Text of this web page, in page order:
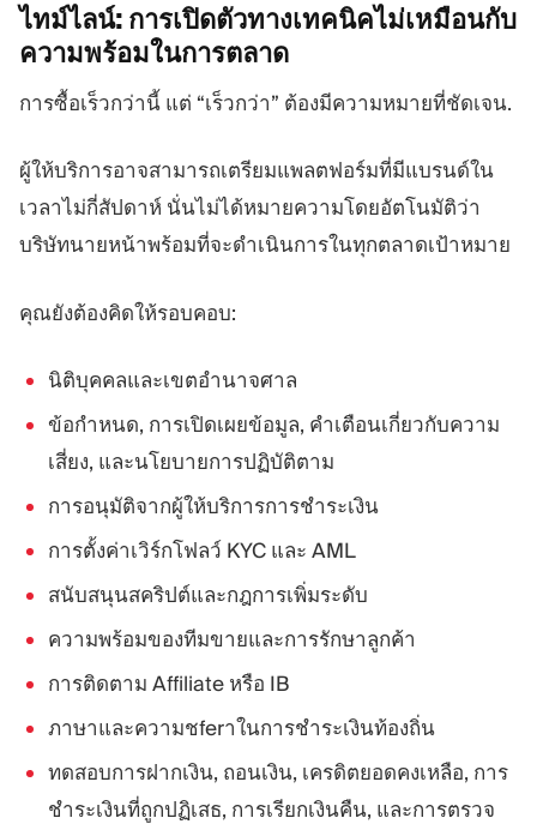
ไทม์ไลน์: การเปิดตัวทางเทคนิคไม่เหมือนกับ
ความพร้อมในการตลาด
การซื้อเร็วกว่านี้ แต่ “เร็วกว่า” ต้องมีความหมายที่ชัดเจน.
ผู้ให้บริการอาจสามารถเตรียมแพลตฟอร์มที่มีแบรนด์ใน
เวลาไม่กี่สัปดาห์ นั่นไม่ได้หมายความโดยอัตโนมัติว่า
บริษัทนายหน้าพร้อมที่จะดำเนินการในทุกตลาดเป้าหมาย
คุณยังต้องคิดให้รอบคอบ:
นิติบุคคลและเขตอำนาจศาล
ข้อกำหนด, การเปิดเผยข้อมูล, คำเตือนเกี่ยวกับความ
เสี่ยง, และนโยบายการปฏิบัติตาม
การอนุมัติจากผู้ให้บริการการชำระเงิน
การตั้งค่าเวิร์กโฟลว์ KYC และ AML
สนับสนุนสคริปต์และกฎการเพิ่มระดับ
ความพร้อมของทีมขายและการรักษาลูกค้า
การติดตาม Affiliate หรือ IB
ภาษาและความชferาในการชำระเงินท้องถิ่น
ทดสอบการฝากเงิน, ถอนเงิน, เครดิตยอดคงเหลือ, การ
ชำระเงินที่ถูกปฏิเสธ, การเรียกเงินคืน, และการตรวจ